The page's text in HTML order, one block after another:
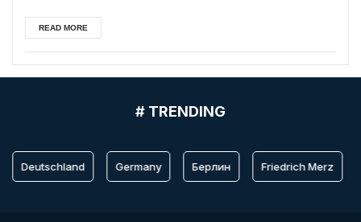
READ MORE
# TRENDING
Deutschland Germany Берлин Friedrich Merz